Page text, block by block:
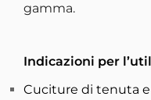
gamma.
Indicazioni per
Cuciture di tenuta